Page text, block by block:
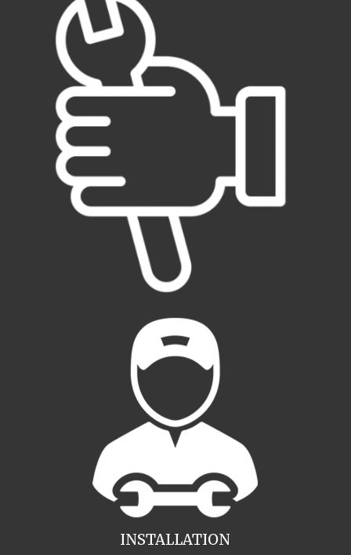
INSTALLATION